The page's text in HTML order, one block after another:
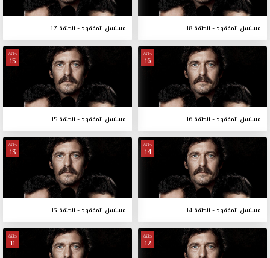
مسلسل المفقود - الحلقة 18 مسلسل المفقود - الحلقة 17
حلقة
16
مسلسل المفقود - الحلقة 16
حلقة
15
مسلسل المفقود - الحلقة 15
حلقة
14
مسلسل المفقود - الحلقة 14
حلقة
13
مسلسل المفقود - الحلقة 13
حلقة
12
حلقة
11